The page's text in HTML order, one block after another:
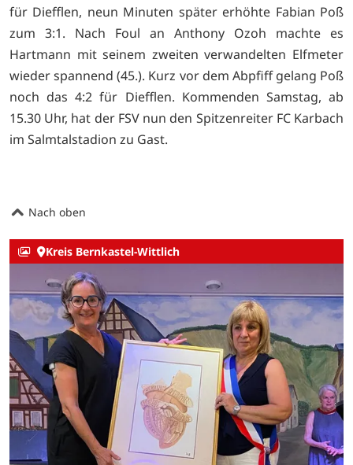
für Diefflen, neun Minuten später erhöhte Fabian Poß
zum 3:1. Nach Foul an Anthony Ozoh machte es
Hartmann mit seinem zweiten verwandelten Elfmeter
wieder spannend (45.). Kurz vor dem Abpfiff gelang Poß
noch das 4:2 für Diefflen. Kommenden Samstag, ab
15.30 Uhr, hat der FSV nun den Spitzenreiter FC Karbach
im Salmtalstadion zu Gast.
Nach oben
Kreis Bernkastel-Wittlich